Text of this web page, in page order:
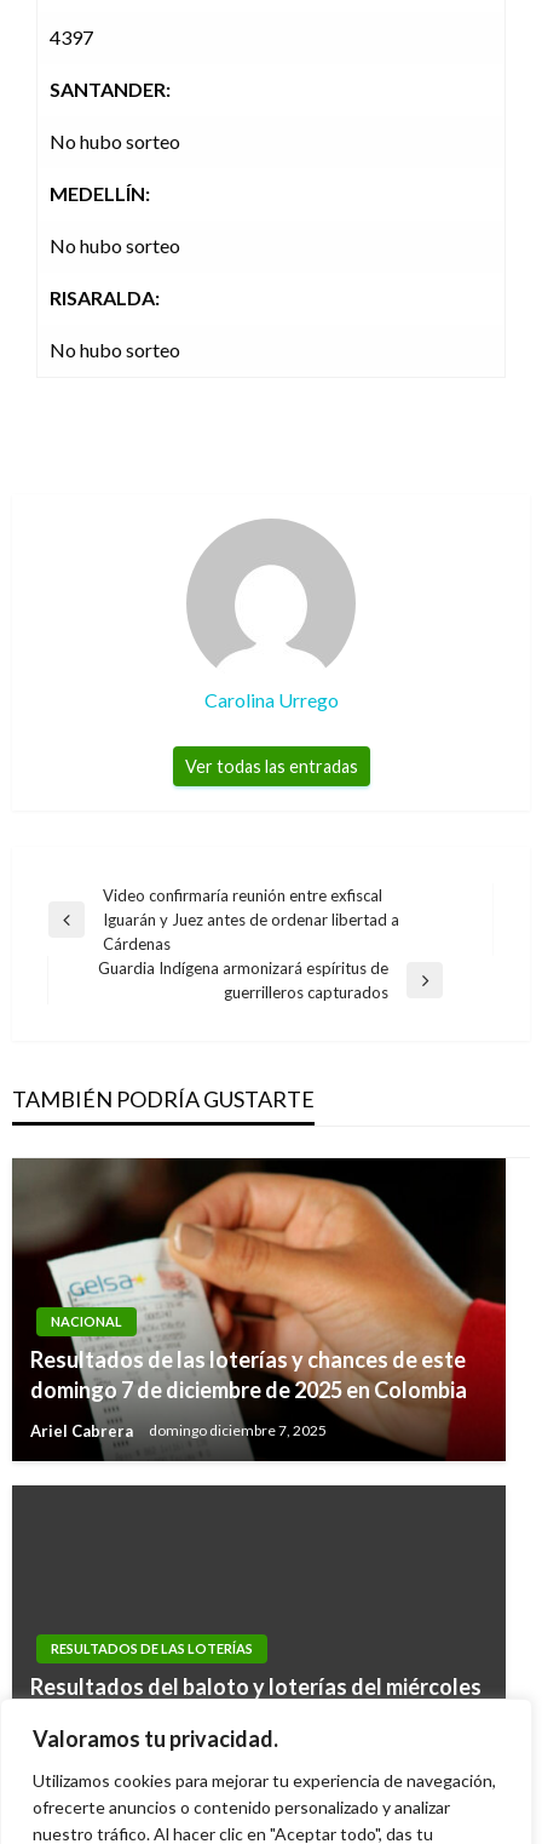
Valoramos tu privacidad.
Utilizamos cookies para mejorar tu experiencia de navegación,
ofrecerte anuncios o contenido personalizado y analizar
nuestro tráfico. Al hacer clic en "Aceptar todo", das tu
4397
SANTANDER:
No hubo sorteo
MEDELLÍN:
No hubo sorteo
RISARALDA:
No hubo sorteo
Carolina Urrego
Ver todas las entradas
Navegación
de
entradas
Entrada
Video confirmaría reunión entre exfiscal
Iguarán y Juez antes de ordenar libertad a
Cárdenas
Guardia Indígena armonizará espíritus de
guerrilleros capturados
TAMBIÉN PODRÍA GUSTARTE
NACIONAL
Resultados de las loterías y chances de este
domingo 7 de diciembre de 2025 en Colombia
Ariel Cabrera domingo diciembre 7, 2025
RESULTADOS DE LAS LOTERÍAS
Resultados del baloto y loterías del miércoles
jueves 1 de septiembre en Colombia
Ariel Cabrera viernes septiembre 2, 2016
NACIONAL
Resultados de las loterías y chances de este
Iván Briceño sábado abril 13, 2019